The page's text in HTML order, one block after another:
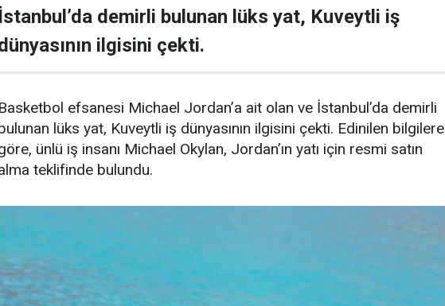
demirli bulunan lüks yat, Kuveytli iş
ilgisini çekti.
Basketbol efsanesi Michael Jordan’a ait olan ve İstanbul’da demirli
lüks yat, Kuveytli iş dünyasının ilgisini çekti. Edinilen bilgilere
ünlü iş insanı Michael Okylan, Jordan’ın yatı için resmi satın
teklifinde bulundu.